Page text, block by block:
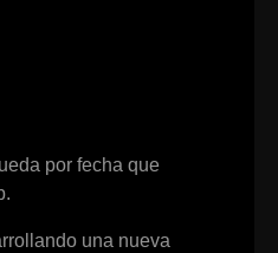
por fecha que
una nueva